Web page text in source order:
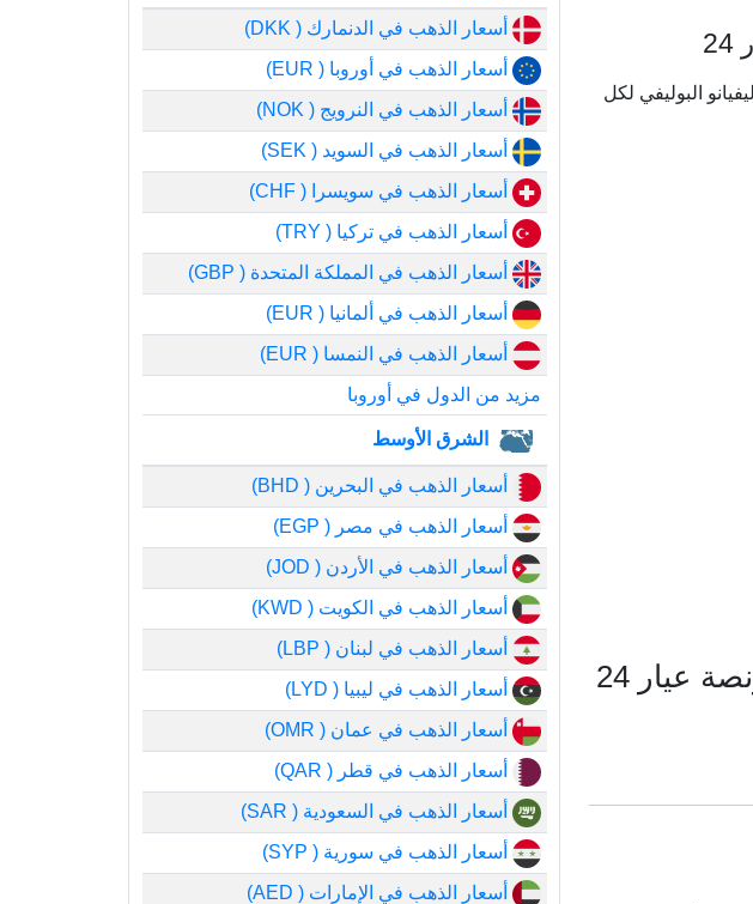
بالبوليفيانو البوليفي لكل
مخطط سعر الذهب في بوليفيا بالبوليفيانو البوليفي لكل أونصة عيار 24
أسعار الذهب في الدنمارك ( DKK)
أسعار الذهب في أوروبا ( EUR)
أسعار الذهب في النرويج ( NOK)
أسعار الذهب في السويد ( SEK)
أسعار الذهب في سويسرا ( CHF)
أسعار الذهب في تركيا ( TRY)
أسعار الذهب في المملكة المتحدة ( GBP)
أسعار الذهب في ألمانيا ( EUR)
أسعار الذهب في النمسا ( EUR)
مزيد من الدول في أوروبا
الشرق الأوسط
أسعار الذهب في البحرين ( BHD)
أسعار الذهب في مصر ( EGP)
أسعار الذهب في الأردن ( JOD)
أسعار الذهب في الكويت ( KWD)
أسعار الذهب في لبنان ( LBP)
أسعار الذهب في ليبيا ( LYD)
أسعار الذهب في عمان ( OMR)
أسعار الذهب في قطر ( QAR)
أسعار الذهب في السعودية ( SAR)
أسعار الذهب في سورية ( SYP)
أسعار الذهب في الإمارات ( AED)